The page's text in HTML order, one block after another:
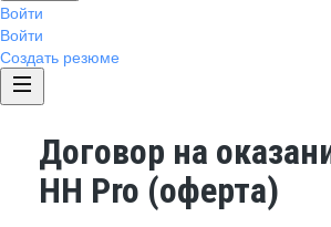
Войти
Войти
Создать резюме
Договор на
HH Pro (оферта)